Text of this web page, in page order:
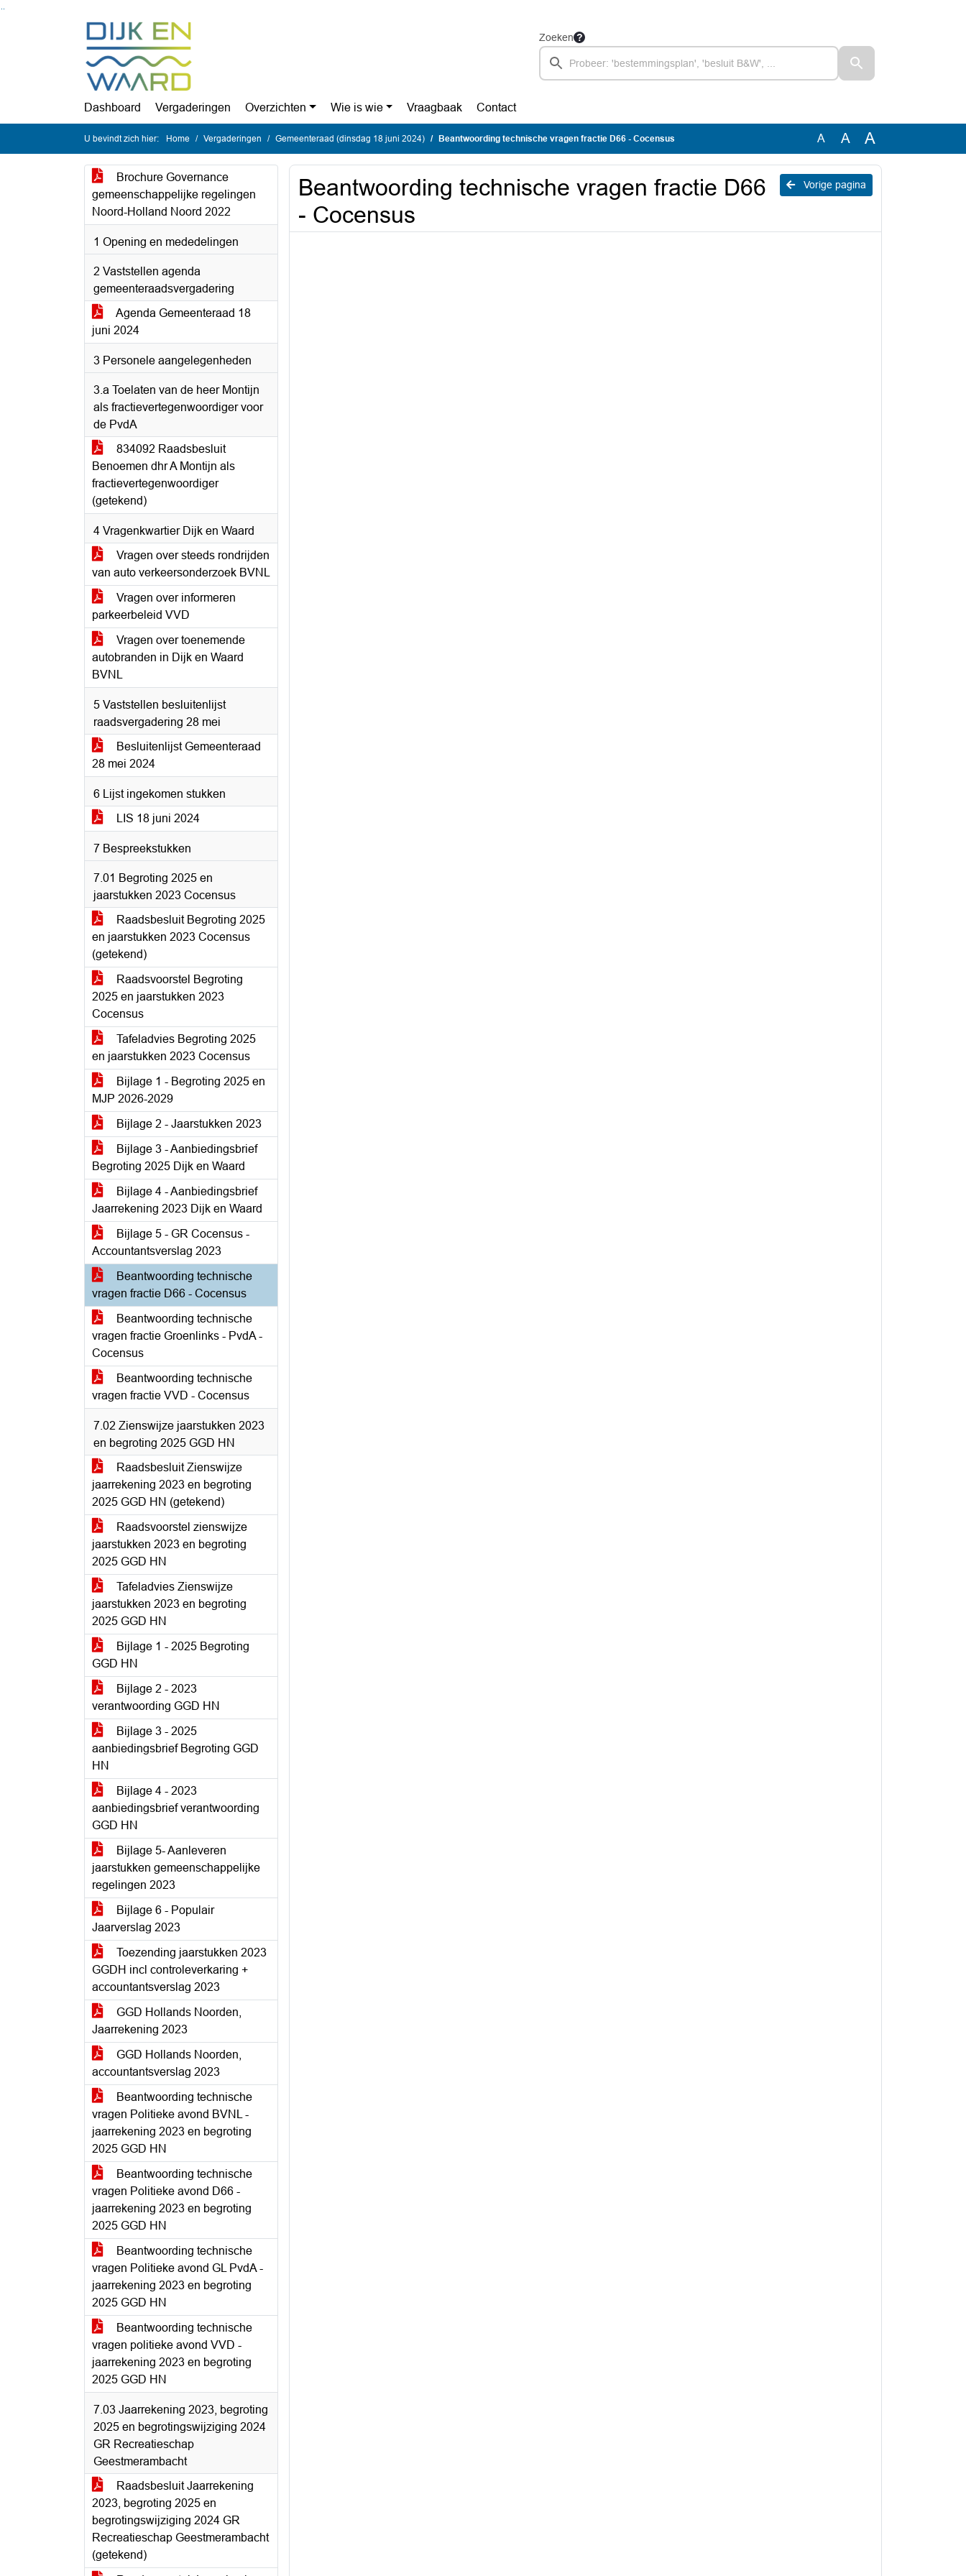
Zoeken
Dashboard Vergaderingen Overzichten Wie is wie Vraagbaak Contact
U bevindt zich hier: Home Vergaderingen Gemeenteraad (dinsdag 18 juni 2024) Beantwoording technische vragen fractie D66 - Cocensus A A A
Brochure Governance
gemeenschappelijke regelingen
Noord-Holland Noord 2022
1 Opening en mededelingen
2 Vaststellen agenda
gemeenteraadsvergadering
Agenda Gemeenteraad 18
juni 2024
3 Personele aangelegenheden
3.a Toelaten van de heer Montijn
als fractievertegenwoordiger voor
de PvdA
834092 Raadsbesluit
Benoemen dhr A Montijn als
fractievertegenwoordiger
(getekend)
4 Vragenkwartier Dijk en Waard
Vragen over steeds rondrijden
van auto verkeersonderzoek BVNL
Vragen over informeren
parkeerbeleid VVD
Vragen over toenemende
autobranden in Dijk en Waard
BVNL
5 Vaststellen besluitenlijst
raadsvergadering 28 mei
Besluitenlijst Gemeenteraad
28 mei 2024
6 Lijst ingekomen stukken
LIS 18 juni 2024
7 Bespreekstukken
7.01 Begroting 2025 en
jaarstukken 2023 Cocensus
Raadsbesluit Begroting 2025
en jaarstukken 2023 Cocensus
(getekend)
Raadsvoorstel Begroting
2025 en jaarstukken 2023
Cocensus
Tafeladvies Begroting 2025
en jaarstukken 2023 Cocensus
Bijlage 1 - Begroting 2025 en
MJP 2026-2029
Bijlage 2 - Jaarstukken 2023
Bijlage 3 - Aanbiedingsbrief
Begroting 2025 Dijk en Waard
Bijlage 4 - Aanbiedingsbrief
Jaarrekening 2023 Dijk en Waard
Bijlage 5 - GR Cocensus -
Accountantsverslag 2023
Beantwoording technische
vragen fractie D66 - Cocensus
Beantwoording technische
vragen fractie Groenlinks - PvdA -
Cocensus
Beantwoording technische
vragen fractie VVD - Cocensus
7.02 Zienswijze jaarstukken 2023
en begroting 2025 GGD HN
Raadsbesluit Zienswijze
jaarrekening 2023 en begroting
2025 GGD HN (getekend)
Raadsvoorstel zienswijze
jaarstukken 2023 en begroting
2025 GGD HN
Tafeladvies Zienswijze
jaarstukken 2023 en begroting
2025 GGD HN
Bijlage 1 - 2025 Begroting
GGD HN
Bijlage 2 - 2023
verantwoording GGD HN
Bijlage 3 - 2025
aanbiedingsbrief Begroting GGD
HN
Bijlage 4 - 2023
aanbiedingsbrief verantwoording
GGD HN
Bijlage 5- Aanleveren
jaarstukken gemeenschappelijke
regelingen 2023
Bijlage 6 - Populair
Jaarverslag 2023
Toezending jaarstukken 2023
GGDH incl controleverkaring +
accountantsverslag 2023
GGD Hollands Noorden,
Jaarrekening 2023
GGD Hollands Noorden,
accountantsverslag 2023
Beantwoording technische
vragen Politieke avond BVNL -
jaarrekening 2023 en begroting
2025 GGD HN
Beantwoording technische
vragen Politieke avond D66 -
jaarrekening 2023 en begroting
2025 GGD HN
Beantwoording technische
vragen Politieke avond GL PvdA -
jaarrekening 2023 en begroting
2025 GGD HN
Beantwoording technische
vragen politieke avond VVD -
jaarrekening 2023 en begroting
2025 GGD HN
7.03 Jaarrekening 2023, begroting
2025 en begrotingswijziging 2024
GR Recreatieschap
Geestmerambacht
Raadsbesluit Jaarrekening
2023, begroting 2025 en
begrotingswijziging 2024 GR
Recreatieschap Geestmerambacht
(getekend)
Vorige pagina
Beantwoording technische vragen fractie D66
- Cocensus